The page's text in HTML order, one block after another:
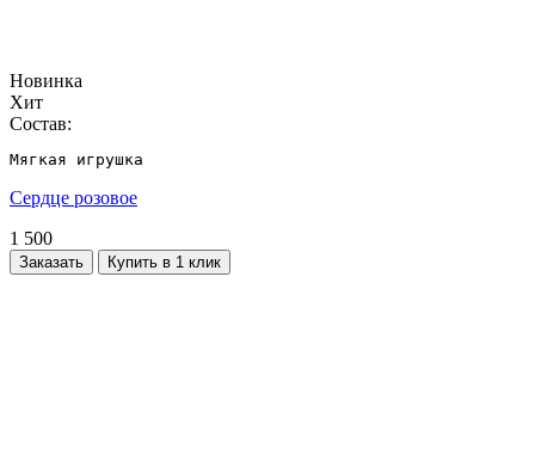
Новинка
Хит
Состав:
Мягкая игрушка
Сердце розовое
1 500
Заказать Купить в 1 клик